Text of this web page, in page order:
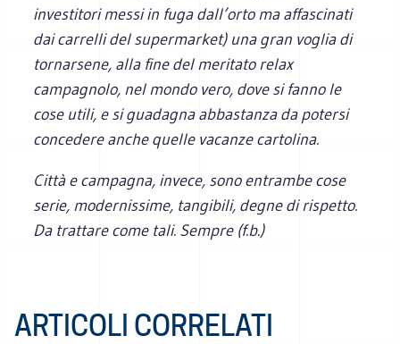
investitori messi in fuga dall’orto ma affascinati
dai carrelli del supermarket) una gran voglia di
tornarsene, alla fine del meritato relax
campagnolo, nel mondo vero, dove si fanno le
cose utili, e si guadagna abbastanza da potersi
concedere anche quelle vacanze cartolina.
Città e campagna, invece, sono entrambe cose
serie, modernissime, tangibili, degne di rispetto.
Da trattare come tali. Sempre (f.b.)
ARTICOLI CORRELATI